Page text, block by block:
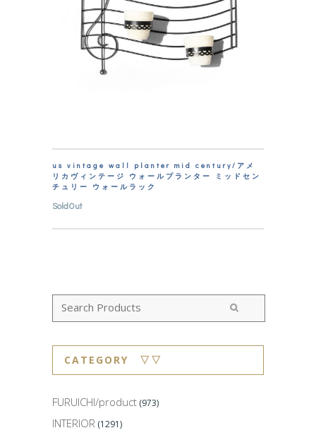
us vintage wall planter mid century/アメ
リカヴィンテージ ウォールプランター ミッドセン
チュリー ウォールラック
SoldOut
CATEGORY ▽▽
FURUICHI/product (973)
INTERIOR (1291)